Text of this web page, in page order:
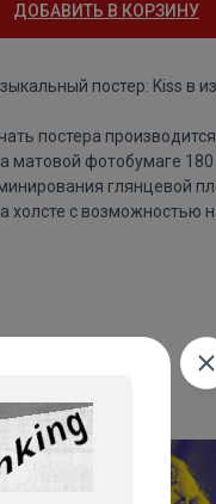
ДОБАВИТЬ В КОРЗИНУ
постер: Kiss в
постера
матовой фотобумаге
глянцевой
холсте с возможностью